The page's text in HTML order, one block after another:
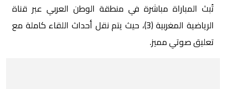
تُبث المباراة مباشرة في منطقة الوطن العربي عبر قناة
الرياضية المغربية (3)، حيث يتم نقل أحداث اللقاء كاملة مع
تعليق صوتي مميز.